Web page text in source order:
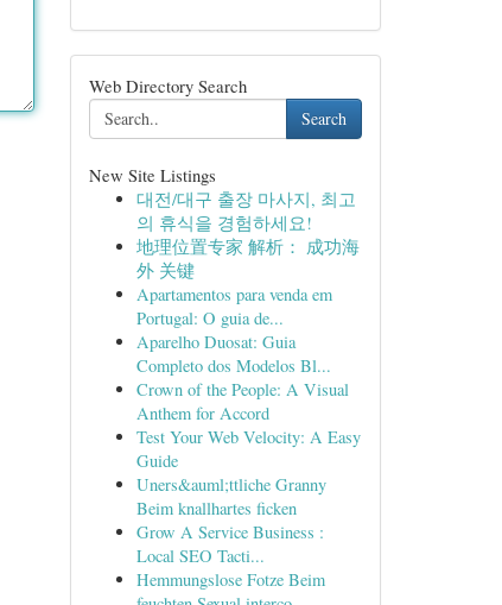
Web Directory Search
Search
New Site Listings
대전/대구 출장 마사지, 최고
의 휴식을 경험하세요!
地理位置专家 解析： 成功海
外 关键
Apartamentos para venda em
Portugal: O guia de...
Aparelho Duosat: Guia
Completo dos Modelos Bl...
Crown of the People: A Visual
Anthem for Accord
Test Your Web Velocity: A Easy
Guide
Uners&auml;ttliche Granny
Beim knallhartes ficken
Grow A Service Business :
Local SEO Tacti...
Hemmungslose Fotze Beim